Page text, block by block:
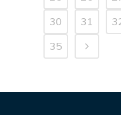
30
31
35